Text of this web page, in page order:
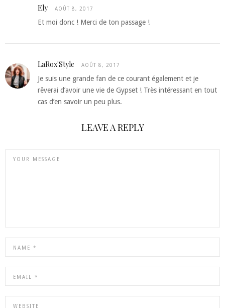
Ely AOÛT 8, 2017
Et moi donc ! Merci de ton passage !
LaRox'Style AOÛT 8, 2017
Je suis une grande fan de ce courant également et je
rêverai d’avoir une vie de Gypset ! Très intéressant en tout
cas d’en savoir un peu plus.
LEAVE A REPLY